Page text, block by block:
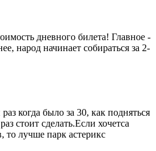
дневного билета! Главное -
народ начинает собираться за 2-
когда было за 30, как подняться
стоит сделать.Если хочетса
то лучше парк астерикс